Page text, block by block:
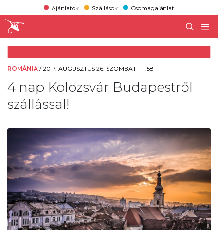
Ajánlatok Szállások Csomagajánlat
ROMÁNIA /2017. AUGUSZTUS 26. SZOMBAT - 11:58
4 nap Kolozsvár Budapestről
szállással!